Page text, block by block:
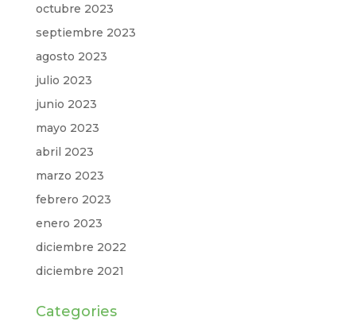
octubre 2023
septiembre 2023
agosto 2023
julio 2023
junio 2023
mayo 2023
abril 2023
marzo 2023
febrero 2023
enero 2023
diciembre 2022
diciembre 2021
Categories